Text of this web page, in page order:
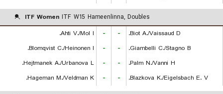
ITF Women ITF W15 Hameenlinna, Doubles
Ahti V./Mol I.
- -
Biot A./Vaissaud D.
Blomqvist C./Heinonen I.
- -
Giambelli C./Stagno B.
Hejtmanek A./Urbanova L.
- -
Palm N./Vanni H.
Hageman M./Veldman K.
- - Blazkova K./Eigelsbach E. V.